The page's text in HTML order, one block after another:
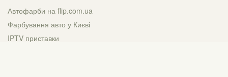
Автофарби на flip.com.ua
Фарбування авто у Києві
IPTV приставки